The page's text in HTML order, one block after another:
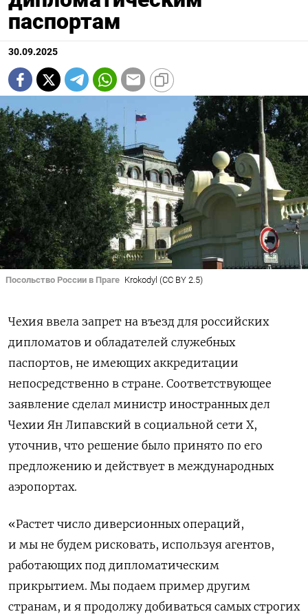
паспортам
30.09.2025
Посольство России в Праге Krokodyl (CC BY 2.5)
Чехия ввела запрет на въезд для российских
дипломатов и обладателей служебных
паспортов, не имеющих аккредитации
непосредственно в стране. Соответствующее
заявление сделал министр иностранных дел
Чехии Ян Липавский в социальной сети X,
уточнив, что решение было принято по его
предложению и действует в международных
аэропортах.
«Растет число диверсионных операций,
и мы не будем рисковать, используя агентов,
работающих под дипломатическим
прикрытием. Мы подаем пример другим
странам, и я продолжу добиваться самых строгих